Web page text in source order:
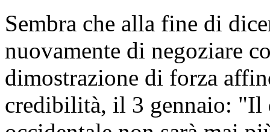
Sembra che alla fine di
nuovamente di negoziare
dimostrazione di forza
credibilità, il 3 gennaio: "Il